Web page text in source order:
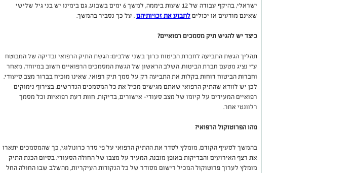
ישראלי, בהיקף עבודה של 12 שעות ביממה, למשך 6 ימים בשבוע, גם בימינו יש בני גיל שלישי
שאינם מודעים או יכוליםלתבוע את זכויותיהם, על כך נסביר בהמשך.
כיצד יש להגיש תיק מסמכים רפואיים?
תהליך הגשת התביעה לחברת הביטוח כרוך בשני שלבים: הגשת התיק הרפואי ובדיקה של המבוטח
ע"י נציג מטעם חברת הביטוח. השלב הראשון של הגשת המסמכים הרפואיים חשוב במיוחד, מאחר
וחברות הביטוח דוחות בקלות את התביעה רק על סמך תיק רפואי, שאינו מוכיח בברור מצב סיעודי.
לכן יש לוודא שהתיק הרפואי שאתם מגישים מכיל את כל המסמכים הנדרשים, בצירוף נימוקים
רפואיים המעידים על קיומו של מצב סעודי- אישורים, בדיקות, חוות דעת רפואיות וכל מסמך
רלוונטי אחר.
מהו הפרוטוקול הרפואי?
בהמשך לסעיף הקודם, מומלץ לסדר את ההתיק הרפואי על פי סדר כרונולוגי, כך שהמסמכים יתארו
את רצף האירועים והבדיקות באופן מובנה, המעיד על מצבו של החולה הסעודי. בסיום הכנת התיק
מומלץ לערוך פרוטוקול המכיל רישום מסודר של כל הנקודות העיקריות, מהשלב שבו החולה החל